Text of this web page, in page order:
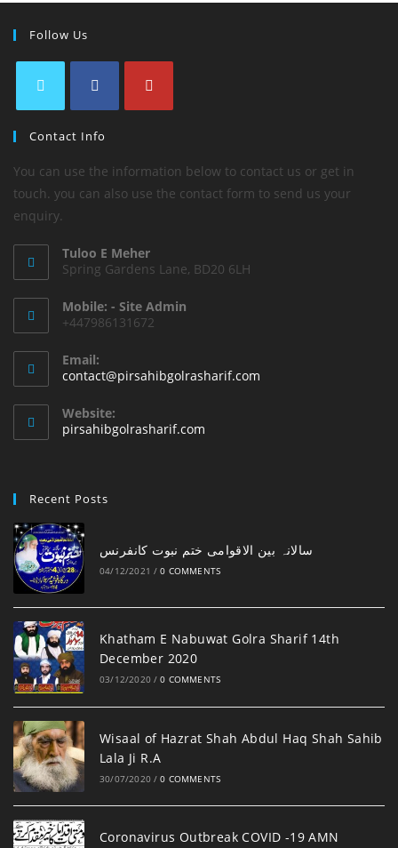
Follow Us
Contact Info
You can use the information below to contact us or get in
touch. you can also use the contact form to send us your
enquiry.
Tuloo E Meher
Spring Gardens Lane, BD20 6LH
Mobile: - Site Admin
+447986131672
Email:
contact@pirsahibgolrasharif.com
Website:
pirsahibgolrasharif.com
Recent Posts
‎سالانہ بین الاقوامی ختم نبوت کانفرنس
04/12/2021 / 0 COMMENTS
Khatham E Nabuwat Golra Sharif 14th
December 2020
03/12/2020 / 0 COMMENTS
Wisaal of Hazrat Shah Abdul Haq Shah Sahib
Lala Ji R.A
30/07/2020 / 0 COMMENTS
Coronavirus Outbreak COVID -19 AMN